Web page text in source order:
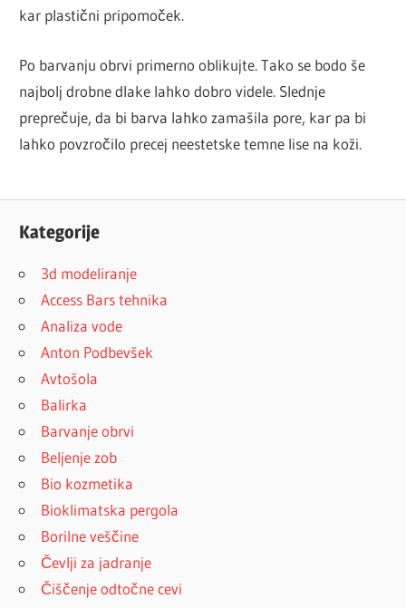
kar plastični pripomoček.
Po barvanju obrvi primerno oblikujte. Tako se bodo še
najbolj drobne dlake lahko dobro videle. Slednje
preprečuje, da bi barva lahko zamašila pore, kar pa bi
lahko povzročilo precej neestetske temne lise na koži.
Kategorije
3d modeliranje
Access Bars tehnika
Analiza vode
Anton Podbevšek
Avtošola
Balirka
Barvanje obrvi
Beljenje zob
Bio kozmetika
Bioklimatska pergola
Borilne veščine
Čevlji za jadranje
Čiščenje odtočne cevi